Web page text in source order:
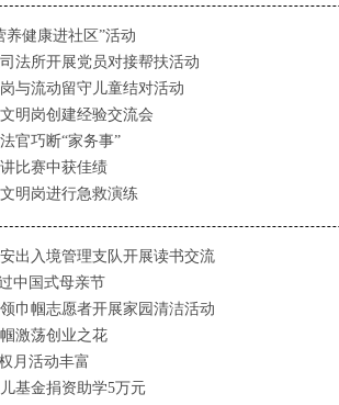
养健康进社区”活动
法所开展党员对接帮扶活动
与流动留守儿童结对活动
明岗创建经验交流会
官巧断“家务事”
比赛中获佳绩
明岗进行急救演练
出入境管理支队开展读书交流
中国式母亲节
巾帼志愿者开展家园清洁活动
激荡创业之花
月活动丰富
基金捐资助学5万元